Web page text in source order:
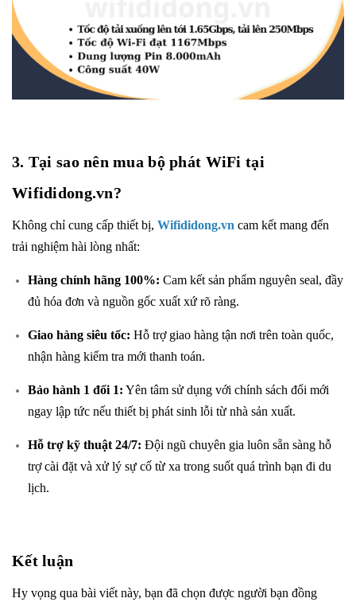
3. Tại sao nên mua bộ phát WiFi tại
Wifididong.vn?
Không chỉ cung cấp thiết bị, Wifididong.vn cam kết mang đến
trải nghiệm hài lòng nhất:
Hàng chính hãng 100%: Cam kết sản phẩm nguyên seal, đầy
đủ hóa đơn và nguồn gốc xuất xứ rõ ràng.
Giao hàng siêu tốc: Hỗ trợ giao hàng tận nơi trên toàn quốc,
nhận hàng kiểm tra mới thanh toán.
Bảo hành 1 đổi 1: Yên tâm sử dụng với chính sách đổi mới
ngay lập tức nếu thiết bị phát sinh lỗi từ nhà sản xuất.
Hỗ trợ kỹ thuật 24/7: Đội ngũ chuyên gia luôn sẵn sàng hỗ
trợ cài đặt và xử lý sự cố từ xa trong suốt quá trình bạn đi du
lịch.
Kết luận
Hy vọng qua bài viết này, bạn đã chọn được người bạn đồng